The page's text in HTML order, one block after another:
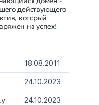
действующего
который
на успех!
18.08.2011
24.10.2023
24.10.2023